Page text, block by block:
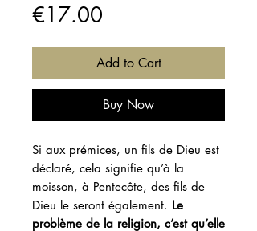
€17.00
Add to Cart
Buy Now
Si aux prémices, un fils de Dieu est
déclaré, cela signifie qu’à la
moisson, à Pentecôte, des fils de
Dieu le seront également. Le
problème de la religion, c’est qu’elle